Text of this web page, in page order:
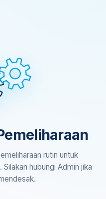
rutin untuk
hubungi Admin jika